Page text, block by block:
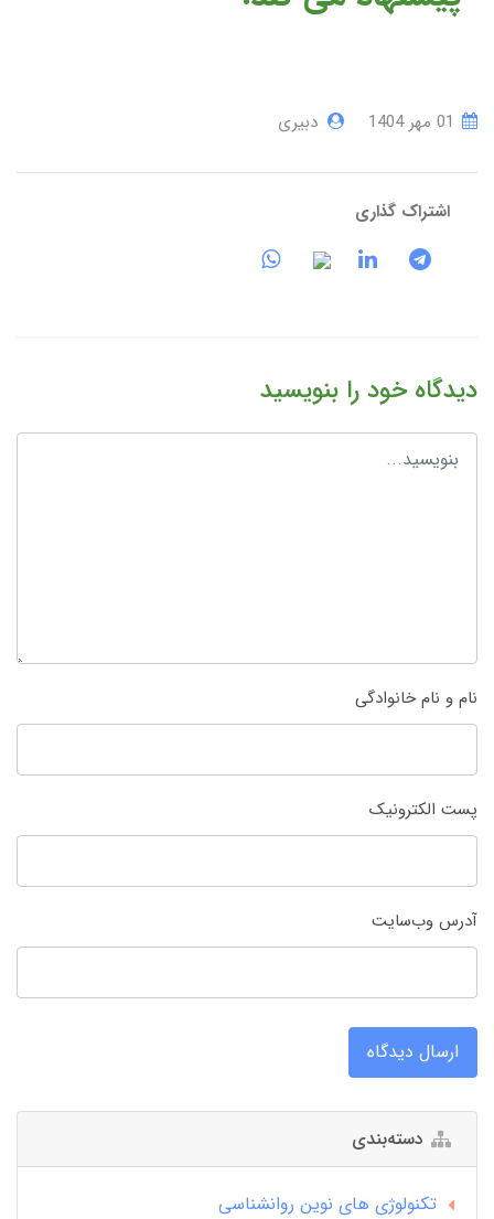
دبیری
اشتراک گذاری
دیدگاه خود را بنویسید
نام و نام خانوادگی
پست الکترونیک
آدرس وب‌سایت
ارسال دیدگاه
دسته‌بندی
تکنولوژی های نوین روانشناسی